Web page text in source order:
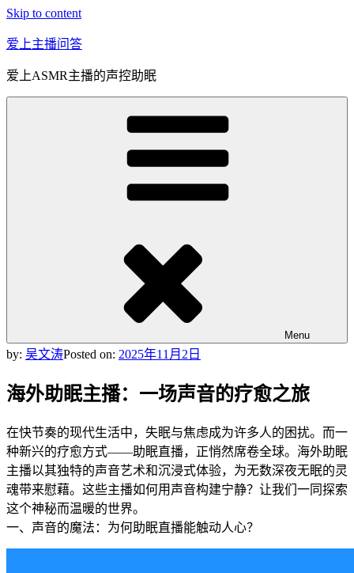
Skip to content
爱上主播问答
爱上ASMR主播的声控助眠
Menu
by: 吴文涛Posted on: 2025年11月2日
海外助眠主播：一场声音的疗愈之旅
在快节奏的现代生活中，失眠与焦虑成为许多人的困扰。而一
种新兴的疗愈方式——助眠直播，正悄然席卷全球。海外助眠
主播以其独特的声音艺术和沉浸式体验，为无数深夜无眠的灵
魂带来慰藉。这些主播如何用声音构建宁静？让我们一同探索
这个神秘而温暖的世界。
一、声音的魔法：为何助眠直播能触动人心？